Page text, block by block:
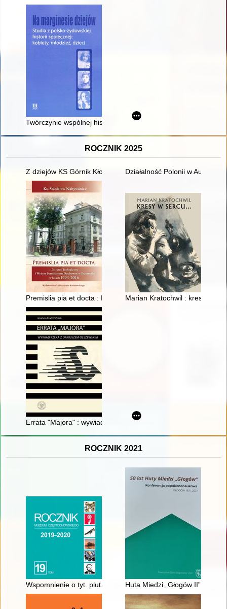
Twórczynie wspólnej historii : kobiety z rodu Landych
ROCZNIK 2025
Z dziejów KS Górnik Kłodawa Działalność Polonii w Austrii
Premislia pia et docta : Instytut Teologiczny i Wyższe
Marian Kratochwil : kresy w
Errata "Majora" : wywiad rzeka z Dariuszem Olszewskim
ROCZNIK 2021
Wspomnienie o tyt. plut. Wincentym Papińskim, zawodowym
Huta Miedzi „Głogów II” –